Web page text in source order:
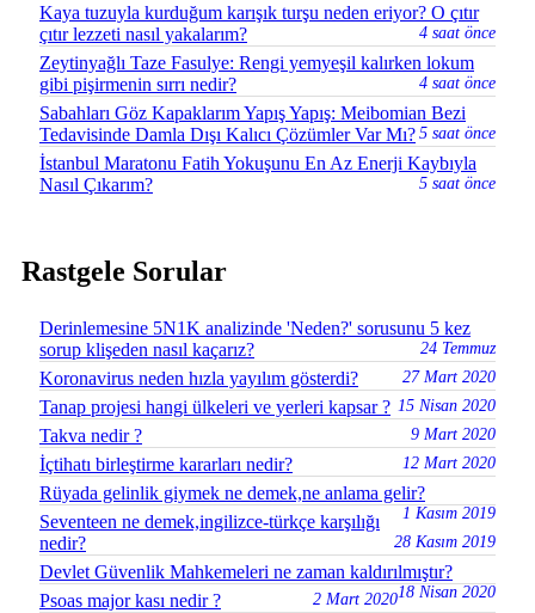
Kaya tuzuyla kurduğum karışık turşu neden eriyor? O çıtır
çıtır lezzeti nasıl yakalarım?
4 saat önce
Zeytinyağlı Taze Fasulye: Rengi yemyeşil kalırken lokum
gibi pişirmenin sırrı nedir?
4 saat önce
Sabahları Göz Kapaklarım Yapış Yapış: Meibomian Bezi
Tedavisinde Damla Dışı Kalıcı Çözümler Var Mı? 5 saat önce
İstanbul Maratonu Fatih Yokuşunu En Az Enerji Kaybıyla
Nasıl Çıkarım?
5 saat önce
Rastgele Sorular
Derinlemesine 5N1K analizinde 'Neden?' sorusunu 5 kez
sorup klişeden nasıl kaçarız?
24 Temmuz
Koronavirus neden hızla yayılım gösterdi? 27 Mart 2020
Tanap projesi hangi ülkeleri ve yerleri kapsar ? 15 Nisan 2020
Takva nedir ? 9 Mart 2020
İçtihatı birleştirme kararları nedir? 12 Mart 2020
Rüyada gelinlik giymek ne demek,ne anlama gelir?
1 Kasım 2019
Seventeen ne demek,ingilizce-türkçe karşılığı
nedir?
28 Kasım 2019
Devlet Güvenlik Mahkemeleri ne zaman kaldırılmıştır?
18 Nisan 2020
Psoas major kası nedir ? 2 Mart 2020